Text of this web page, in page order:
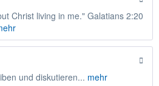
Christ living in me." Galatians 2:20
und diskutieren... mehr